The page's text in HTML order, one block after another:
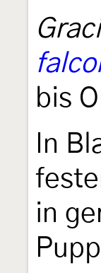
bis
In
in